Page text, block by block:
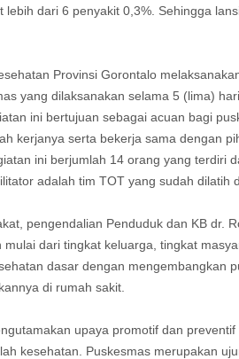
lebih dari 6 penyakit 0,3%. Sehingga
Provinsi Gorontalo
yang dilaksanakan selama 5 (lima)
ini bertujuan sebagai acuan bagi
kerjanya serta bekerja sama dengan
ini berjumlah 14 orang yang terdiri
adalah tim TOT yang sudah dilatih
pengendalian Penduduk dan KB dr.
dari tingkat keluarga, tingkat
dasar dengan mengembangkan
di rumah sakit.
upaya promotif dan
kesehatan. Puskesmas merupakan